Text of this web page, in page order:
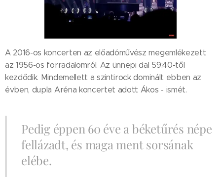
A 2016-os koncerten az előadóművész megemlékezett
az 1956-os forradalomról. Az ünnepi dal 59:40-től
kezdődik. Mindemellett a szintirock dominált ebben az
évben, dupla Aréna koncertet adott Ákos - ismét.
Pedig éppen 60 éve a béketűrés népe
fellázadt, és maga ment sorsának
elébe.